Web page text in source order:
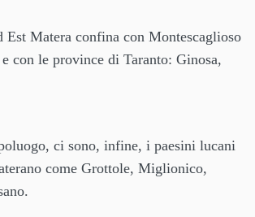
Est Matera confina con Montescaglioso
con le province di Taranto: Ginosa,
ci sono, infine, i paesini lucani
come Grottole, Miglionico,